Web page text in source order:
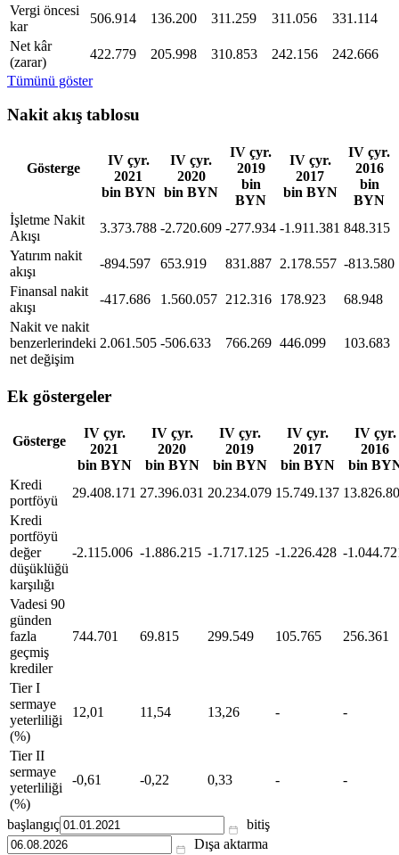
Vergi öncesi
kar
506.914 136.200 311.259 311.056
331.114
Net kâr
(zarar)
422.779 205.998 310.853 242.156
242.666
Tümünü göster
Nakit akış tablosu
Gösterge
IV çyr.
2021
bin BYN
IV çyr.
2020
bin BYN
IV çyr.
2019
bin
BYN
IV çyr.
2017
bin BYN
IV çyr.
2016
bin
BYN
İşletme Nakit
Akışı
3.373.788 -2.720.609 -277.934 -1.911.381 848.315
Yatırım nakit
akışı
-894.597 653.919 831.887 2.178.557 -813.580
Finansal nakit
akışı
-417.686 1.560.057 212.316 178.923
68.948
Nakit ve nakit
benzerlerindeki
net değişim
2.061.505 -506.633 766.269 446.099 103.683
Ek göstergeler
Gösterge
IV çyr.
2021
bin BYN
IV çyr.
2020
bin BYN
IV çyr.
2019
bin BYN
IV çyr.
2017
bin BYN
IV çyr.
2016
bin
Kredi
portföyü
29.408.171 27.396.031 20.234.079 15.749.137
Kredi
portföyü
değer
düşüklüğü
karşılığı
-2.115.006 -1.886.215 -1.717.125 -1.226.428 -
Vadesi 90
günden
fazla
geçmiş
krediler
744.701 69.815 299.549 105.765 256.361
Tier I
sermaye
yeterliliği
(%)
12,01 11,54 13,26 - -
Tier II
sermaye
yeterliliği
(%)
-0,61 -0,22 0,33 - -
başlangıç
bitiş
Dışa aktarma